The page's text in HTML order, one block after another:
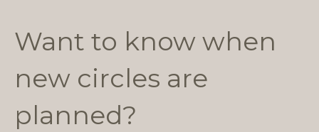
Want to know when
new circles are
planned?